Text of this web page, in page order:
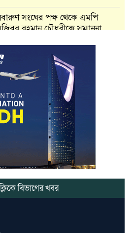
সংঘের পক্ষ থেকে এমপি
রহমান চৌধুরীকে সম্মাননা
মার্শাল আর্ট ক্লাব কাপে ‘জুসা মার্শাল
এর সাফল্য, শ্রীমঙ্গলের আয়াত ও
আইরাহ ঝুলিতে ৪ পদক
লাউয়াছড়া জাতীয় উদ্যানের সিএমসি
আবজালুল হকের
মৃত্যুতে,এলাকায় শোকের ছায়া
স্থলবন্দরে এলসি আটকে
অভিযোগ, বিএনপির সাবেক
মরদেহ উদ্ধার
বিভাগের খবর